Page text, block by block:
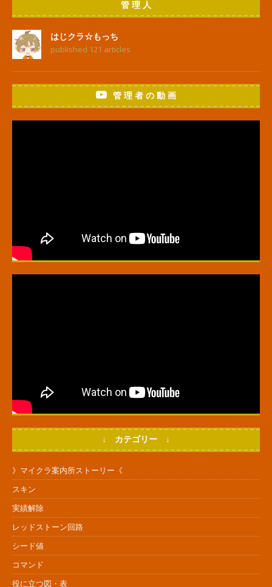
管 理 人
はじクラ☆もっち
published 121 articles
管 理 者 の 動 画
↓ カテゴリー ↓
》マイクラ案内所ストーリー《
スキン
実績解除
レッドストーン回路
シード値
コマンド
役に立つ図・表